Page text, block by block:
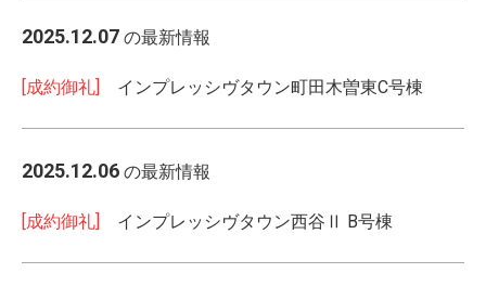
2025.12.07 の最新情報
[成約御礼] インプレッシヴタウン町田木曽東C号棟
2025.12.06 の最新情報
[成約御礼] インプレッシヴタウン西谷Ⅱ B号棟